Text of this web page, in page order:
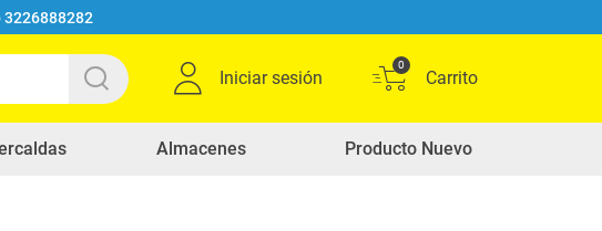
3226888282
Iniciar sesión
0
Almacenes Producto Nuevo